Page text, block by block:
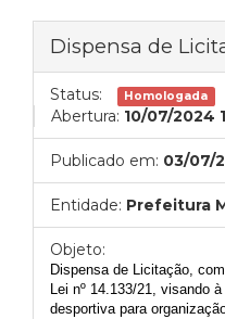
Dispensa de
Status: Homologada
Abertura: 10/07/2024
Publicado em: 03/07/
Entidade: Prefeitura
Objeto:
Dispensa de Licitação,
Lei nº 14.133/21, visando à
desportiva para